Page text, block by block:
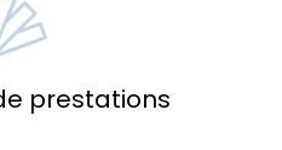
prestations